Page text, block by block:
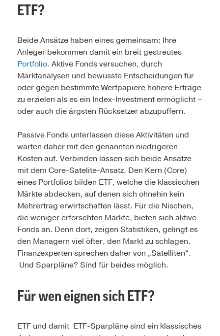
ETF?
Beide Ansätze haben eines gemeinsam: Ihre
Anleger bekommen damit ein breit gestreutes
Portfolio. Aktive Fonds versuchen, durch
Marktanalysen und bewusste Entscheidungen für
oder gegen bestimmte Wertpapiere höhere Erträge
zu erzielen als es ein Index-Investment ermöglicht –
oder auch die ärgsten Rücksetzer abzupuffern.
Passive Fonds unterlassen diese Aktivitäten und
warten daher mit den genannten niedrigeren
Kosten auf. Verbinden lassen sich beide Ansätze
mit dem Core-Satelite-Ansatz. Den Kern (Core)
eines Portfolios bilden ETF, welche die klassischen
Märkte abdecken, auf denen sich ohnehin kein
Mehrertrag erwirtschaften lässt. Für die Nischen,
die weniger erforschten Märkte, bieten sich aktive
Fonds an. Denn dort, zeigen Statistiken, gelingt es
den Managern viel öfter, den Markt zu schlagen.
Finanzexperten sprechen daher von „Satelliten“.
Und Sparpläne? Sind für beides möglich.
Für wen eignen sich ETF?
ETF und damit ETF-Sparpläne sind ein klassisches